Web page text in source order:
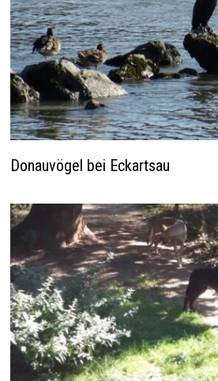
Donauvögel bei Eckartsau